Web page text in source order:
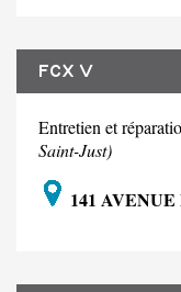
FCX V
Entretien et
Saint-Just)
141